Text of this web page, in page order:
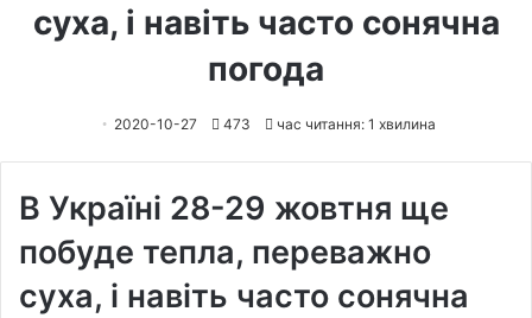
суха, і навіть часто сонячна
погода
2020-10-27 473 час читання: 1 хвилина
В Україні 28-29 жовтня ще
побуде тепла, переважно
суха, і навіть часто сонячна